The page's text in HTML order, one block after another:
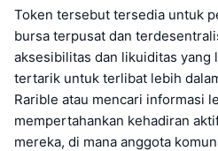
Token tersebut tersedia untuk
bursa terpusat dan
aksesibilitas dan likuiditas yang
tertarik untuk terlibat lebih
Rarible atau mencari informasi
mempertahankan kehadiran
mereka, di mana anggota